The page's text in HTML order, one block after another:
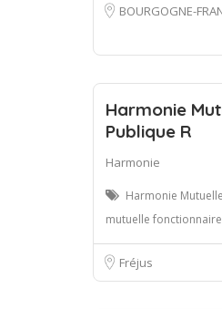
BOURGOGNE-
Harmonie
Publique R
Harmonie
Harmonie
mutuelle
Fréjus